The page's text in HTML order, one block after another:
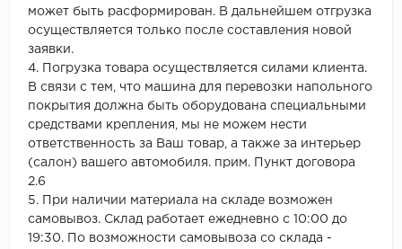
может быть расформирован. В дальнейшем отгрузка
осуществляется только после составления новой
заявки.
4. Погрузка товара осуществляется силами клиента.
В связи с тем, что машина для перевозки напольного
покрытия должна быть оборудована специальными
средствами крепления, мы не можем нести
ответственность за Ваш товар, а также за интерьер
(салон) вашего автомобиля. прим. Пункт договора
2.6
5. При наличии материала на складе возможен
самовывоз. Склад работает ежедневно с 10:00 до
19:30. По возможности самовывоза со склада -